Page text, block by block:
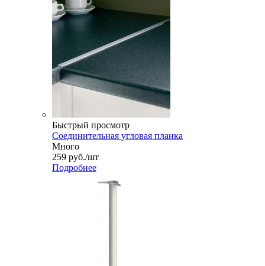
Быстрый просмотр
Соединительная угловая планка
Много
259 руб./шт
Подробнее